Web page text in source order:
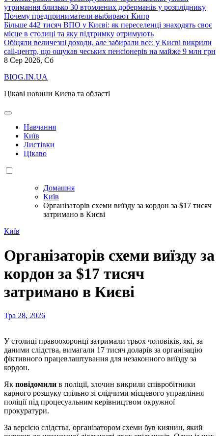
утримання близько 30 втомлених доберманів у розпліднику
Почему предприниматели выбирают Кипр
Більше 442 тисяч ВПО у Києві: як переселенці знаходять своє
місце в столиці та яку підтримку отримують
Обіцяли величезні доходи, але забирали все: у Києві викрили
call-центр, що ошукав чеських пенсіонерів на майже 9 млн грн
8 Сер 2026, Сб
BIOG.IN.UA
Цікаві новини Києва та області
Навчання
Київ
Листівки
Цікаво
Домашня
Київ
Організаторів схеми виїзду за кордон за $17 тисяч
затримано в Києві
Київ
Організаторів схеми виїзду за
кордон за $17 тисяч
затримано в Києві
Тра 28, 2026
У столиці правоохоронці затримали трьох чоловіків, які, за
даними слідства, вимагали 17 тисяч доларів за організацію
фіктивного працевлаштування для незаконного виїзду за
кордон.
Як повідомили в поліції, злочин викрили співробітники
карного розшуку спільно зі слідчими місцевого управління
поліції під процесуальним керівництвом окружної
прокуратури.
За версією слідства, організатором схеми був киянин, який